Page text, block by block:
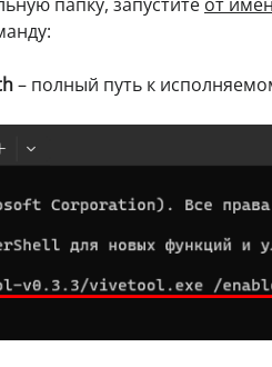
– полный путь к